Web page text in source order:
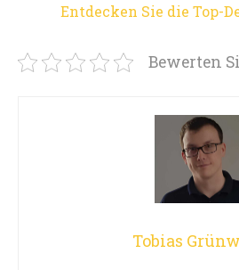
Entdecken Sie die Top-
Bewerten
Tobias